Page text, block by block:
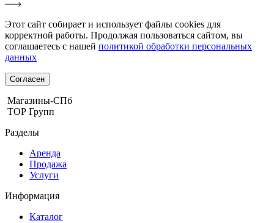
Этот сайт собирает и использует файлы cookies для
корректной работы. Продолжая пользоваться сайтом, вы
соглашаетесь с нашей политикой обработки персональных
данных
Согласен
Магазины-СПб
ТОР Групп
Разделы
Аренда
Продажа
Услуги
Информация
Каталог